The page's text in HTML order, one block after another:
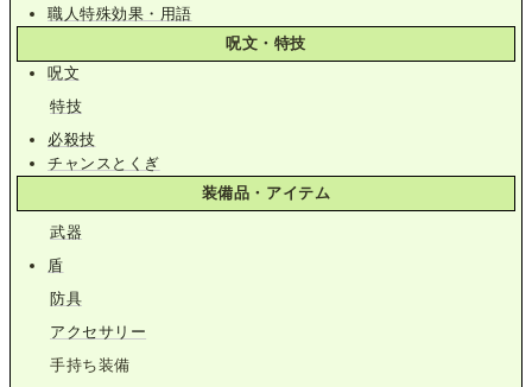
職人特殊効果・用語
呪文・特技
呪文
特技
必殺技
チャンスとくぎ
装備品・アイテム
武器
盾
防具
アクセサリー
手持ち装備